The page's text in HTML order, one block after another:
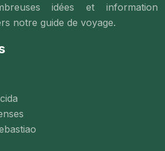
idées et information
notre guide de voyage.